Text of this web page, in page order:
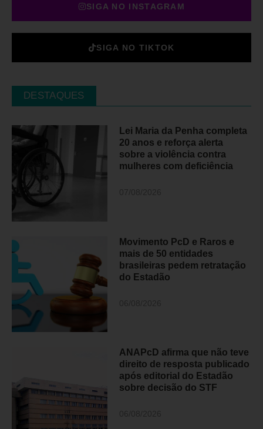
SIGA NO INSTAGRAM
SIGA NO TIKTOK
DESTAQUES
Lei Maria da Penha completa
20 anos e reforça alerta
sobre a violência contra
mulheres com deficiência
Movimento PcD e Raros e
mais de 50 entidades
brasileiras pedem retratação
do Estadão
ANAPcD afirma que não teve
direito de resposta publicado
após editorial do Estadão
sobre decisão do STF